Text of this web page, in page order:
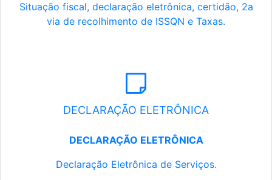
Situação fiscal, declaração eletrônica, certidão, 2a
via de recolhimento de ISSQN e Taxas.
DECLARAÇÃO ELETRÔNICA
DECLARAÇÃO ELETRÔNICA
Declaração Eletrônica de Serviços.